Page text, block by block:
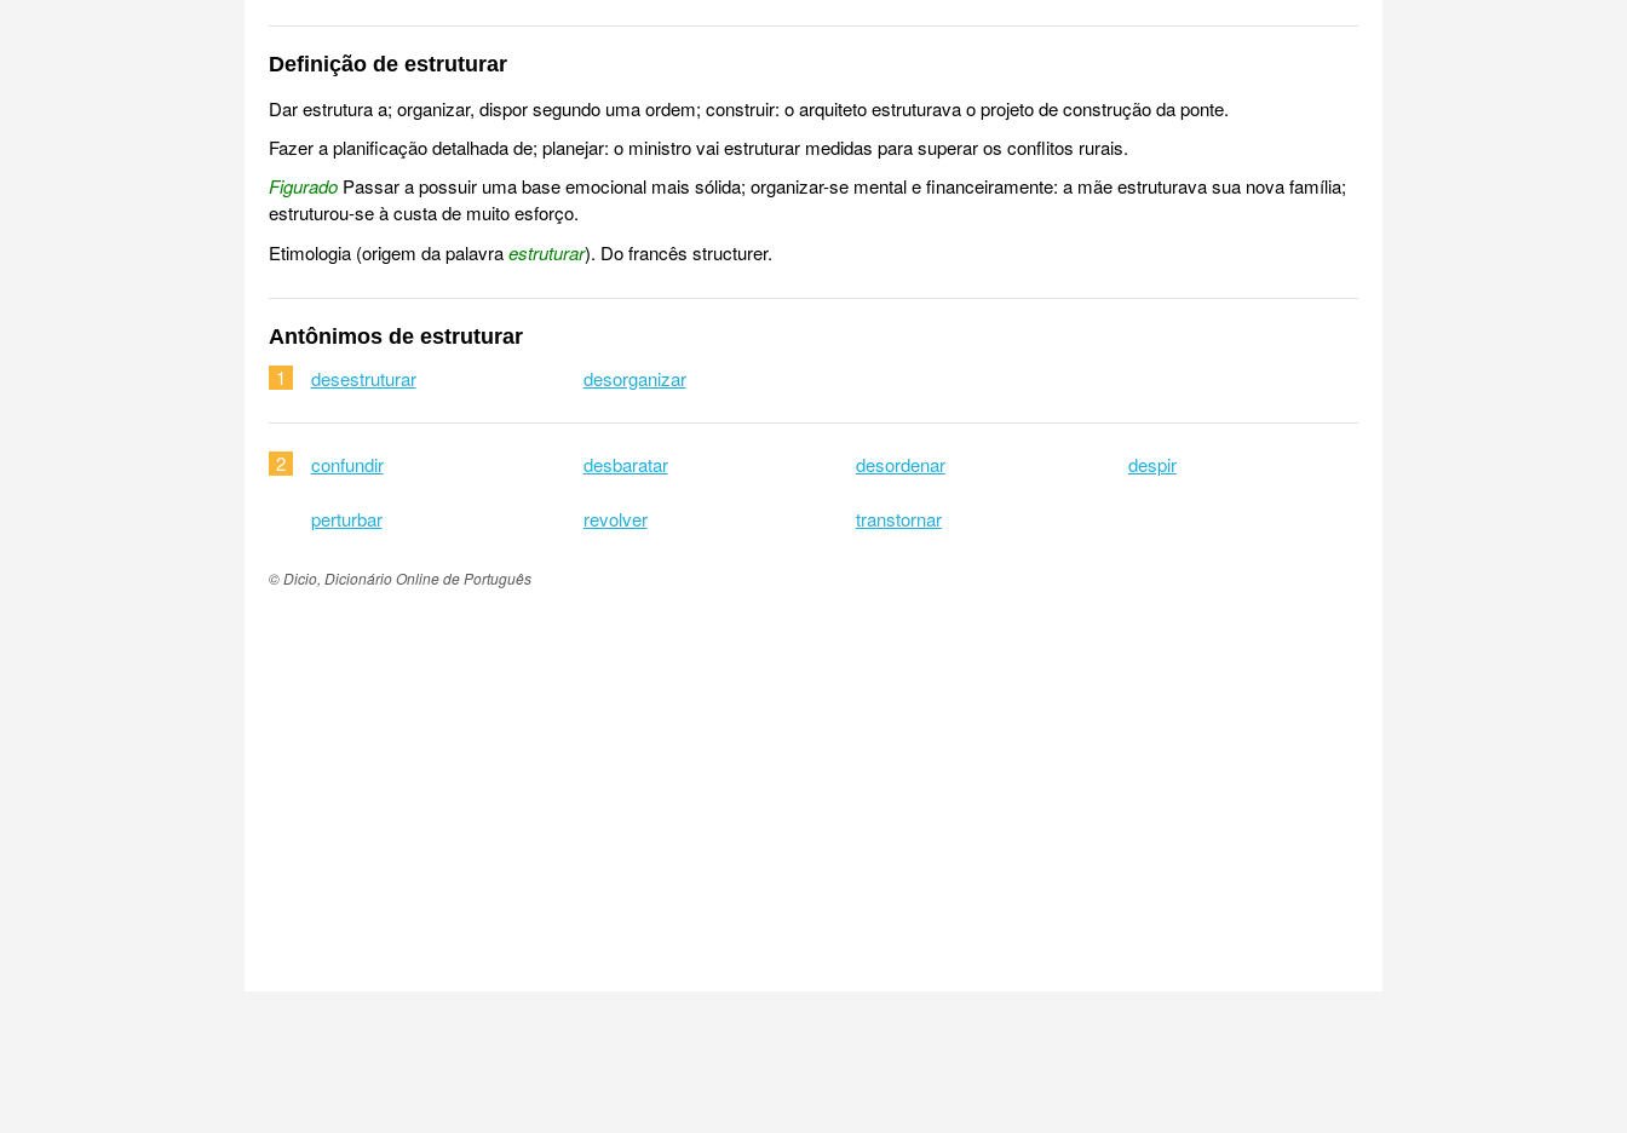
Definição de estruturar
Dar estrutura a; organizar, dispor segundo uma ordem; construir: o arquiteto estruturava o projeto de construção da ponte.
Fazer a planificação detalhada de; planejar: o ministro vai estruturar medidas para superar os conflitos rurais.
FiguradoPassar a possuir uma base emocional mais sólida; organizar-se mental e financeiramente: a mãe estruturava sua nova família;
estruturou-se à custa de muito esforço.
Etimologia (origem da palavraestruturar). Do francês structurer.
Antônimos de estruturar
1 desestruturar desorganizar
2 confundir desbaratar desordenar despir
perturbar revolver transtornar
© Dicio, Dicionário Online de Português